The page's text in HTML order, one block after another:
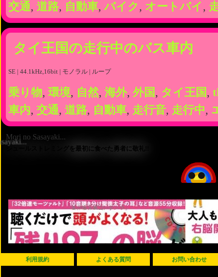
交通, 道路, 自動車,バイク , オートバイ ,
タイ王国の走行中のバス車内
SE | 44.1kHz,16bit | モノラル | ループ
乗り物, 環境, 自然, 海外, 外国 , タイ王国 ,
車内, 交通, 道路, 自動車, 走行音, 走行中,
Mori no Sasayaki...
シュールストレミングを最初に食べた勇者に敬礼!!
利用規約 よくある質問 お問い合わせ